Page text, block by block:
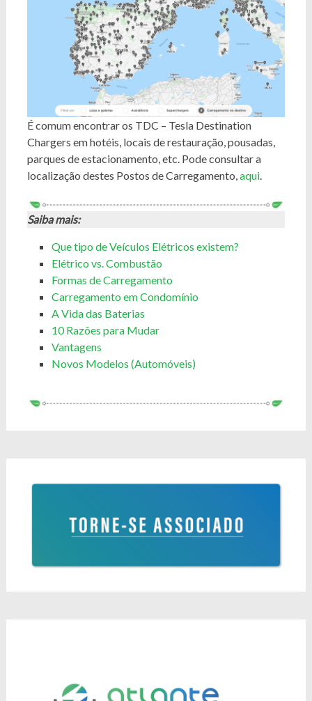
É comum encontrar os TDC – Tesla Destination
Chargers em hotéis, locais de restauração, pousadas,
parques de estacionamento, etc. Pode consultar a
localização destes Postos de Carregamento,aqui.
Saiba mais:
Que tipo de Veículos Elétricos existem?
Elétrico vs. Combustão
Formas de Carregamento
Carregamento em Condomínio
A Vida das Baterias
10 Razões para Mudar
Vantagens
Novos Modelos (Automóveis)